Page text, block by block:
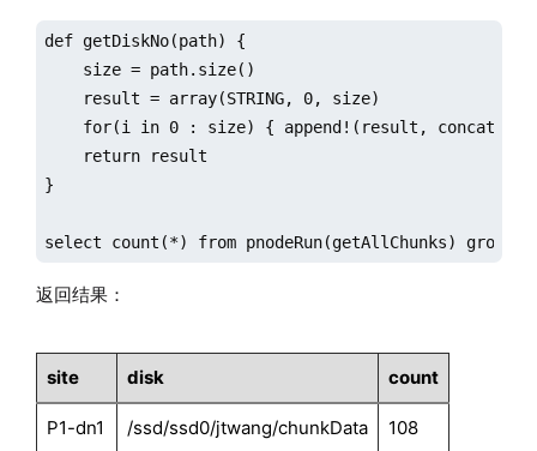
def getDiskNo(path) {
    size = path.size()
    result = array(STRING, 0, size)
for(i in 0 : size) { append!(result,
    return result
}
select count(*) from pnodeRun(getAllChunks)
返回结果：
site disk count
P1-dn1 /ssd/ssd0/jtwang/chunkData 108